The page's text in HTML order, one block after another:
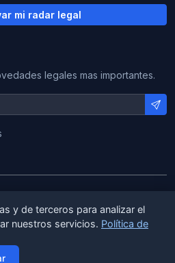
mi radar legal
legales mas importantes.
ES|EN
y de terceros para analizar el
nuestros servicios. Política de